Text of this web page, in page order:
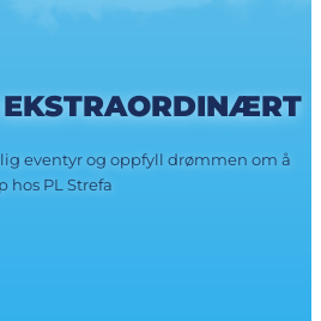
eventyr og oppfyll drømmen om å
hos PL Strefa